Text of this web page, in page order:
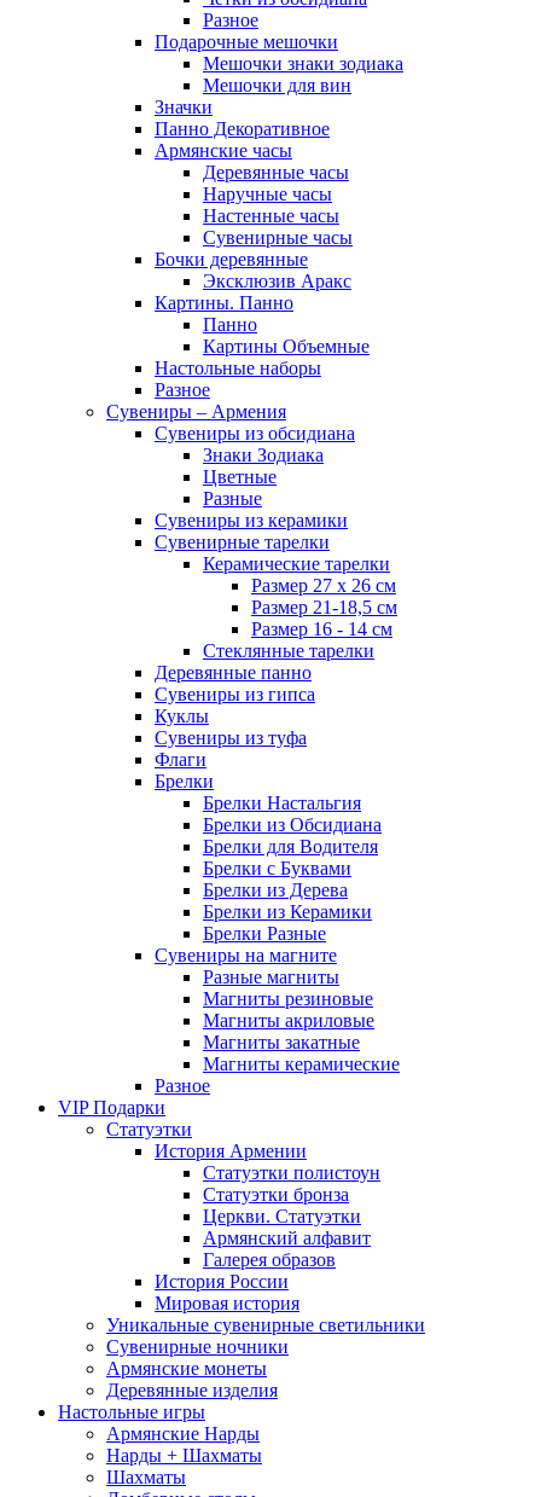
Разное
Подарочные мешочки
Мешочки знаки зодиака
Мешочки для вин
Значки
Панно Декоративное
Армянские часы
Деревянные часы
Наручные часы
Настенные часы
Сувенирные часы
Бочки деревянные
Эксклюзив Аракс
Картины. Панно
Панно
Картины Объемные
Настольные наборы
Разное
Сувениры – Армения
Сувениры из обсидиана
Знаки Зодиака
Цветные
Разные
Сувениры из керамики
Сувенирные тарелки
Керамические тарелки
Размер 27 х 26 см
Размер 21-18,5 см
Размер 16 - 14 см
Стеклянные тарелки
Деревянные панно
Сувениры из гипса
Куклы
Сувениры из туфа
Флаги
Брелки
Брелки Настальгия
Брелки из Обсидиана
Брелки для Водителя
Брелки с Буквами
Брелки из Дерева
Брелки из Керамики
Брелки Разные
Сувениры на магните
Разные магниты
Магниты резиновые
Магниты акриловые
Магниты закатные
Магниты керамические
Разное
VIP Подарки
Статуэтки
История Армении
Статуэтки полистоун
Статуэтки бронза
Церкви. Статуэтки
Армянский алфавит
Галерея образов
История России
Мировая история
Уникальные сувенирные светильники
Сувенирные ночники
Армянские монеты
Деревянные изделия
Настольные игры
Армянские Нарды
Нарды + Шахматы
Шахматы